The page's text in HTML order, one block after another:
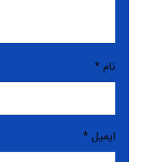
نام*
ایمیل*